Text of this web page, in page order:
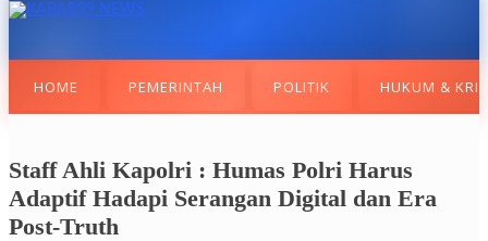
HOME PEMERINTAH POLITIK HUKUM &
Staff Ahli Kapolri : Humas Polri Harus
Adaptif Hadapi Serangan Digital dan Era
Post-Truth